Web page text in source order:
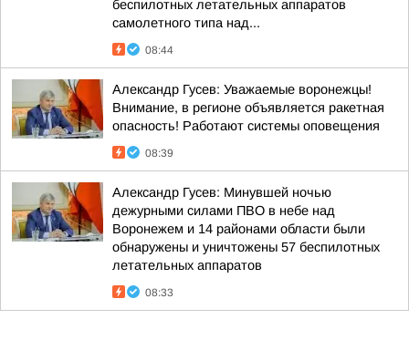
беспилотных летательных аппаратов
самолетного типа над...
08:44
Александр Гусев: Уважаемые воронежцы!
Внимание, в регионе объявляется ракетная
опасность! Работают системы оповещения
08:39
Александр Гусев: Минувшей ночью
дежурными силами ПВО в небе над
Воронежем и 14 районами области были
обнаружены и уничтожены 57 беспилотных
летательных аппаратов
08:33